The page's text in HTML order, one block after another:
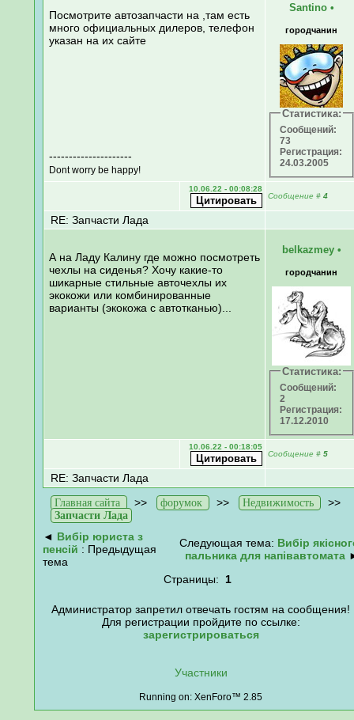
Посмотрите автозапчасти на ,там есть
много официальных дилеров, телефон
указан на их сайте
---------------------
Dont worry be happy!
Santino •
городчанин
Статистика:
Сообщений:
73
Регистрация:
24.03.2005
10.06.22 - 00:08:28
Сообщение # 4
RE: Запчасти Лада
А на Ладу Калину где можно посмотреть
чехлы на сиденья? Хочу какие-то
шикарные стильные авточехлы их
экокожи или комбинированные
варианты (экокожа с автотканью)...
belkazmey •
городчанин
Статистика:
Сообщений:
2
Регистрация:
17.12.2010
10.06.22 - 00:18:05
Сообщение # 5
RE: Запчасти Лада
Главная сайта >> форумок >> Недвижимость >>
Запчасти Лада
◄ Вибір юриста з
пенсій : Предыдущая
тема
Следующая тема: Вибір
пальника для напівавтомата
Страницы: 1
Администратор запретил отвечать гостям на сообщения!
Для регистрации пройдите по ссылке:
зарегистрироваться
Участники
Running on: XenForo™ 2.85